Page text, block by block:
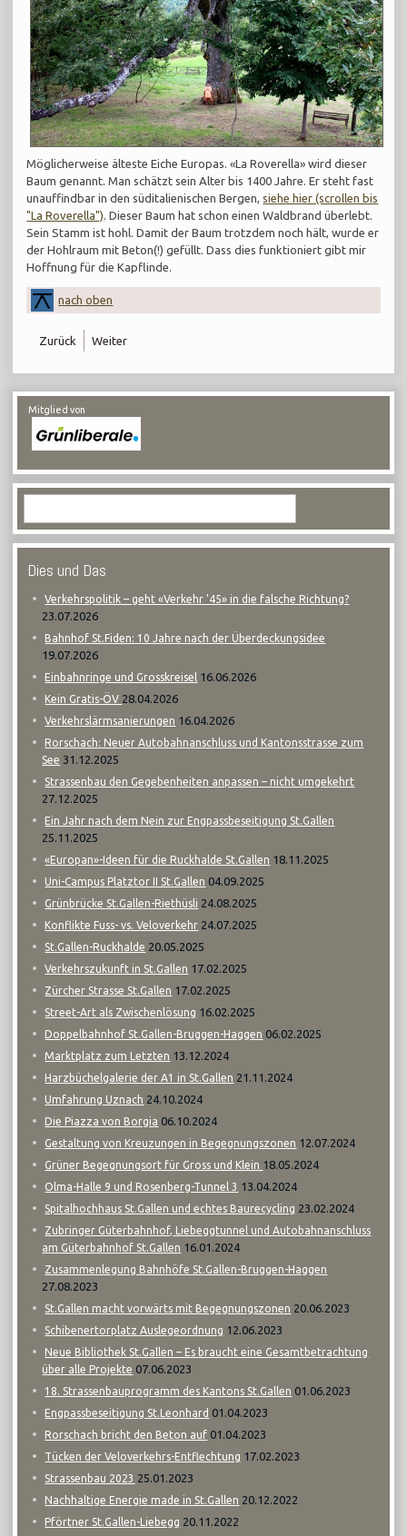
Möglicherweise älteste Eiche Europas. «La Roverella» wird dieser
Baum genannt. Man schätzt sein Alter bis 1400 Jahre. Er steht fast
unauffindbar in den süditalienischen Bergen,siehe hier (scrollen bis
"La Roverella"). Dieser Baum hat schon einen Waldbrand überlebt.
Sein Stamm ist hohl. Damit der Baum trotzdem noch hält, wurde er
der Hohlraum mit Beton(!) gefüllt. Dass dies funktioniert gibt mir
Hoffnung für die Kapflinde.
nach oben
Zurück Weiter
Mitglied von
Dies und Das
Verkehrspolitik – geht «Verkehr '45» in die falsche Richtung?
23.07.2026
Bahnhof St.Fiden: 10 Jahre nach der Überdeckungsidee
19.07.2026
Einbahnringe und Grosskreisel 16.06.2026
Kein Gratis-ÖV 28.04.2026
Verkehrslärmsanierungen 16.04.2026
Rorschach: Neuer Autobahnanschluss und Kantonsstrasse zum
See 31.12.2025
Strassenbau den Gegebenheiten anpassen – nicht umgekehrt
27.12.2025
Ein Jahr nach dem Nein zur Engpassbeseitigung St.Gallen
25.11.2025
«Europan»-Ideen für die Ruckhalde St.Gallen 18.11.2025
Uni-Campus Platztor II St.Gallen 04.09.2025
Grünbrücke St.Gallen-Riethüsli 24.08.2025
Konflikte Fuss- vs. Veloverkehr 24.07.2025
St.Gallen-Ruckhalde 20.05.2025
Verkehrszukunft in St.Gallen 17.02.2025
Zürcher Strasse St.Gallen 17.02.2025
Street-Art als Zwischenlösung 16.02.2025
Doppelbahnhof St.Gallen-Bruggen-Haggen 06.02.2025
Marktplatz zum Letzten 13.12.2024
Harzbüchelgalerie der A1 in St.Gallen 21.11.2024
Umfahrung Uznach 24.10.2024
Die Piazza von Borgia 06.10.2024
Gestaltung von Kreuzungen in Begegnungszonen 12.07.2024
Grüner Begegnungsort für Gross und Klein 18.05.2024
Olma-Halle 9 und Rosenberg-Tunnel 3 13.04.2024
Spitalhochhaus St.Gallen und echtes Baurecycling 23.02.2024
Zubringer Güterbahnhof, Liebeggtunnel und Autobahnanschluss
am Güterbahnhof St.Gallen 16.01.2024
Zusammenlegung Bahnhöfe St.Gallen-Bruggen-Haggen
27.08.2023
St.Gallen macht vorwärts mit Begegnungszonen 20.06.2023
Schibenertorplatz Auslegeordnung 12.06.2023
Neue Bibliothek St.Gallen – Es braucht eine Gesamtbetrachtung
über alle Projekte 07.06.2023
18. Strassenbauprogramm des Kantons St.Gallen 01.06.2023
Engpassbeseitigung St.Leonhard 01.04.2023
Rorschach bricht den Beton auf 01.04.2023
Tücken der Veloverkehrs-Entflechtung 17.02.2023
Strassenbau 2023 25.01.2023
Nachhaltige Energie made in St.Gallen 20.12.2022
Pförtner St.Gallen-Liebegg 20.11.2022